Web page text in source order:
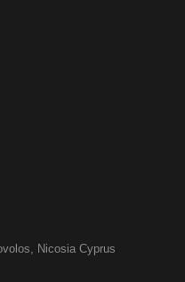
Nicosia Cyprus